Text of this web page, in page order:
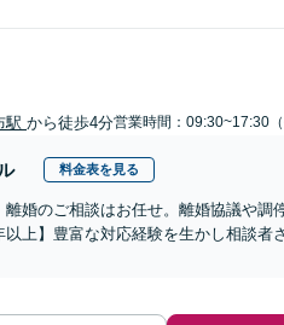
駅 から徒歩4分営業時間：09:30~17:30（
料金表を見る
離婚のご相談はお任せ。離婚協議や
以上】豊富な対応経験を生かし相談